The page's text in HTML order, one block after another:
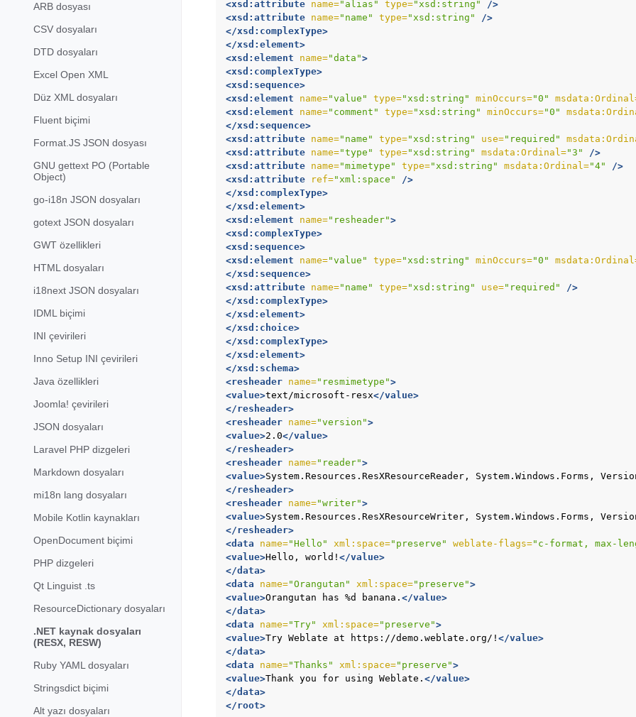
ARB dosyası
CSV dosyaları
DTD dosyaları
Excel Open XML
Düz XML dosyaları
Fluent biçimi
Format.JS JSON dosyası
GNU gettext PO (Portable
Object)
go-i18n JSON dosyaları
gotext JSON dosyaları
GWT özellikleri
HTML dosyaları
i18next JSON dosyaları
IDML biçimi
INI çevirileri
Inno Setup INI çevirileri
Java özellikleri
Joomla! çevirileri
JSON dosyaları
Laravel PHP dizgeleri
Markdown dosyaları
mi18n lang dosyaları
Mobile Kotlin kaynakları
OpenDocument biçimi
PHP dizgeleri
Qt Linguist .ts
ResourceDictionary dosyaları
.NET kaynak dosyaları
(RESX, RESW)
Ruby YAML dosyaları
Stringsdict biçimi
Alt yazı dosyaları
<xsd:attribute name="alias" type="xsd:string"
/>
<xsd:attribute name="name" type="xsd:string"
/>
</xsd:complexType>
</xsd:element>
<xsd:element
name="data">
<xsd:complexType>
<xsd:sequence>
<xsd:element
name="value" type="xsd:string" minOccurs="0"
<xsd:element
name="comment" type="xsd:string" minOccurs="0"
</xsd:sequence>
<xsd:attribute name="name" type="xsd:string" use="required"
<xsd:attribute name="type" type="xsd:string" msdata:Ordinal="3"
/>
<xsd:attribute name="mimetype" type="xsd:string" msdata:Ordinal="4"
/>
<xsd:attribute
ref="xml:space"
/>
</xsd:complexType>
</xsd:element>
<xsd:element
name="resheader">
<xsd:complexType>
<xsd:sequence>
<xsd:element
name="value" type="xsd:string" minOccurs="0"
</xsd:sequence>
<xsd:attribute name="name" type="xsd:string" use="required"
/>
</xsd:complexType>
</xsd:element>
</xsd:choice>
</xsd:complexType>
</xsd:element>
</xsd:schema>
<resheader name="resmimetype">
<value>text/microsoft-resx</value>
</resheader>
<resheader name="version">
<value>2.0</value>
</resheader>
<resheader name="reader">
<value>System.Resources.ResXResourceReader, System.Windows.Forms,
</resheader>
<resheader name="writer">
<value>System.Resources.ResXResourceWriter, System.Windows.Forms,
</resheader>
<data
name="Hello" xml:space="preserve" weblate-flags="c-format, max-
<value>Hello, world! </value>
</data>
<data
name="Orangutan" xml:space="preserve">
<value>Orangutan has %d banana. </value>
</data>
<data
name="Try" xml:space="preserve">
<value>Try Weblate at https://demo.weblate.org/! </value>
</data>
<data
name="Thanks" xml:space="preserve">
<value>Thank you for using Weblate. </value>
</data>
</root>